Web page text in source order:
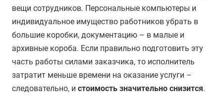
вещи сотрудников. Персональные компьютеры и
индивидуальное имущество работников убрать в
большие коробки, документацию – в малые и
архивные короба. Если правильно подготовить эту
часть работы силами заказчика, то исполнитель
затратит меньше времени на оказание услуги –
следовательно, и стоимость значительно снизится.